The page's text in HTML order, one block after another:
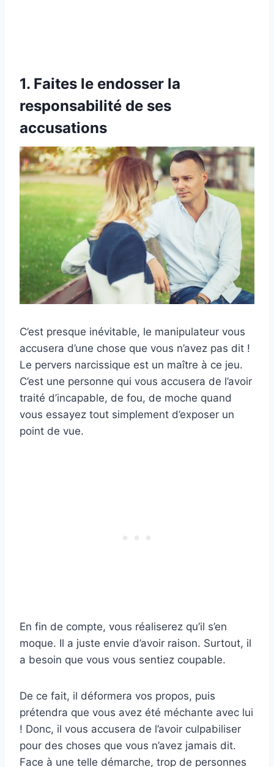
1. Faites le endosser la
responsabilité de ses
accusations
C’est presque inévitable, le manipulateur vous
accusera d’une chose que vous n’avez pas dit !
Le pervers narcissique est un maître à ce jeu.
C’est une personne qui vous accusera de l’avoir
traité d’incapable, de fou, de moche quand
vous essayez tout simplement d’exposer un
point de vue.
En fin de compte, vous réaliserez qu’il s’en
moque. Il a juste envie d’avoir raison. Surtout, il
a besoin que vous vous sentiez coupable.
De ce fait, il déformera vos propos, puis
prétendra que vous avez été méchante avec lui
! Donc, il vous accusera de l’avoir culpabiliser
pour des choses que vous n’avez jamais dit.
Face à une telle démarche, trop de personnes